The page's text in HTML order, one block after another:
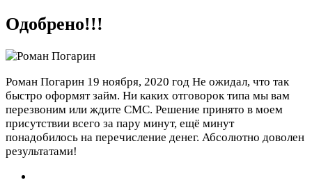
Одобрено!!!
Роман Погарин 19 ноября, 2020 год Не ожидал, что так
быстро оформят займ. Ни каких отговорок типа мы вам
перезвоним или ждите СМС. Решение принято в моем
присутствии всего за пару минут, ещё минут
понадобилось на перечисление денег. Абсолютно доволен
результатами!